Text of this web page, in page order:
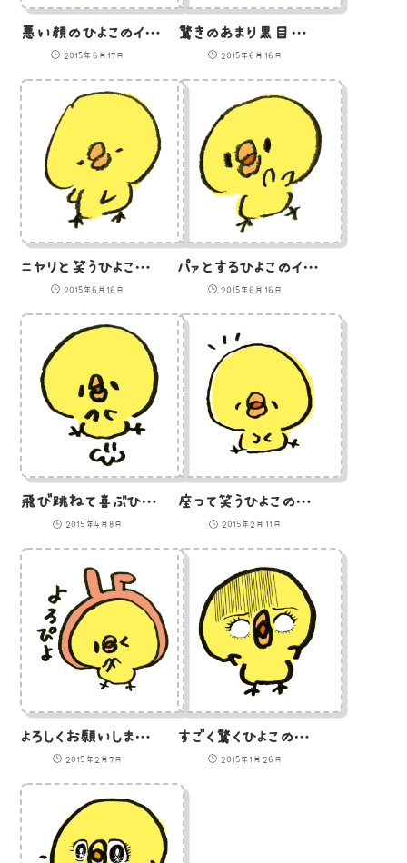
悪い顔のひよこのイラスト
2015年6月17日
驚きのあまり黒目がでかくなったひよこのイラスト
2015年6月16日
ニヤリと笑うひよこのイラスト
2015年6月16日
パァとするひよこのイラスト
2015年6月16日
飛び跳ねて喜ぶひよこのイラスト
2015年4月8日
座って笑うひよこのイラスト
2015年2月11日
よろしくお願いしますを「よろぴよ」とたのむうさぎ耳のひよこのイラスト
2015年2月7日
すごく驚くひよこのイラスト
2015年1月26日